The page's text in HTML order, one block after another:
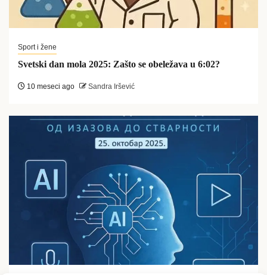
Sport i žene
Svetski dan mola 2025: Zašto se obeležava u 6:02?
10 meseci ago Sandra Iršević